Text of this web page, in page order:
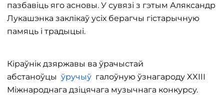
пазбавіць яго асновы. У сувязі з гэтым Аляксандр
Лукашэнка заклікаў усіх берагчы гістарычную
памяць і традыцыі.
Кіраўнік дзяржавы ва ўрачыстай
абстаноўцы ўручыў галоўную ўзнагароду XXIII
Міжнароднага дзіцячага музычнага конкурсу.